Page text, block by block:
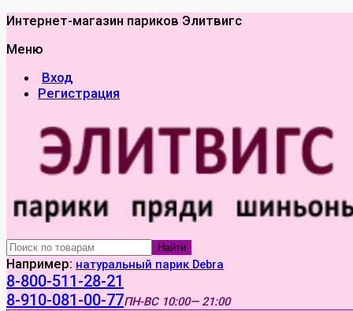
Интернет-магазин париков Элитвигс
Меню
Вход
Регистрация
Найти
Например: натуральный парик Debra
8-800-511-28-21
8-910-081-00-77ПН-ВС 10:00— 21:00